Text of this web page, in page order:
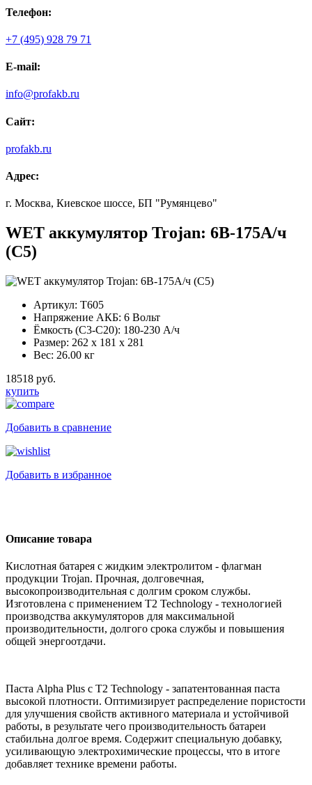
Телефон:
+7 (495) 928 79 71
E-mail:
info@profakb.ru
Сайт:
profakb.ru
Адрес:
г. Москва, Киевское шоссе, БП "Румянцево"
WET аккумулятор Trojan: 6В-175А/ч
(С5)
Артикул: T605
Напряжение АКБ: 6 Вольт
Ёмкость (С3-С20): 180-230 А/ч
Размер: 262 x 181 x 281
Вес: 26.00 кг
18518 руб.
купить
Добавить в сравнение
Добавить в избранное
Описание товара
Кислотная батарея с жидким электролитом - флагман
продукции Trojan. Прочная, долговечная,
высокопроизводительная с долгим сроком службы.
Изготовлена с применением T2 Technology - технологией
производства аккумуляторов для максимальной
производительности, долгого срока службы и повышения
общей энергоотдачи.
Паста Alpha Plus с T2 Technology - запатентованная паста
высокой плотности. Оптимизирует распределение пористости
для улучшения свойств активного материала и устойчивой
работы, в результате чего производительность батареи
стабильна долгое время. Содержит специальную добавку,
усиливающую электрохимические процессы, что в итоге
добавляет технике времени работы.